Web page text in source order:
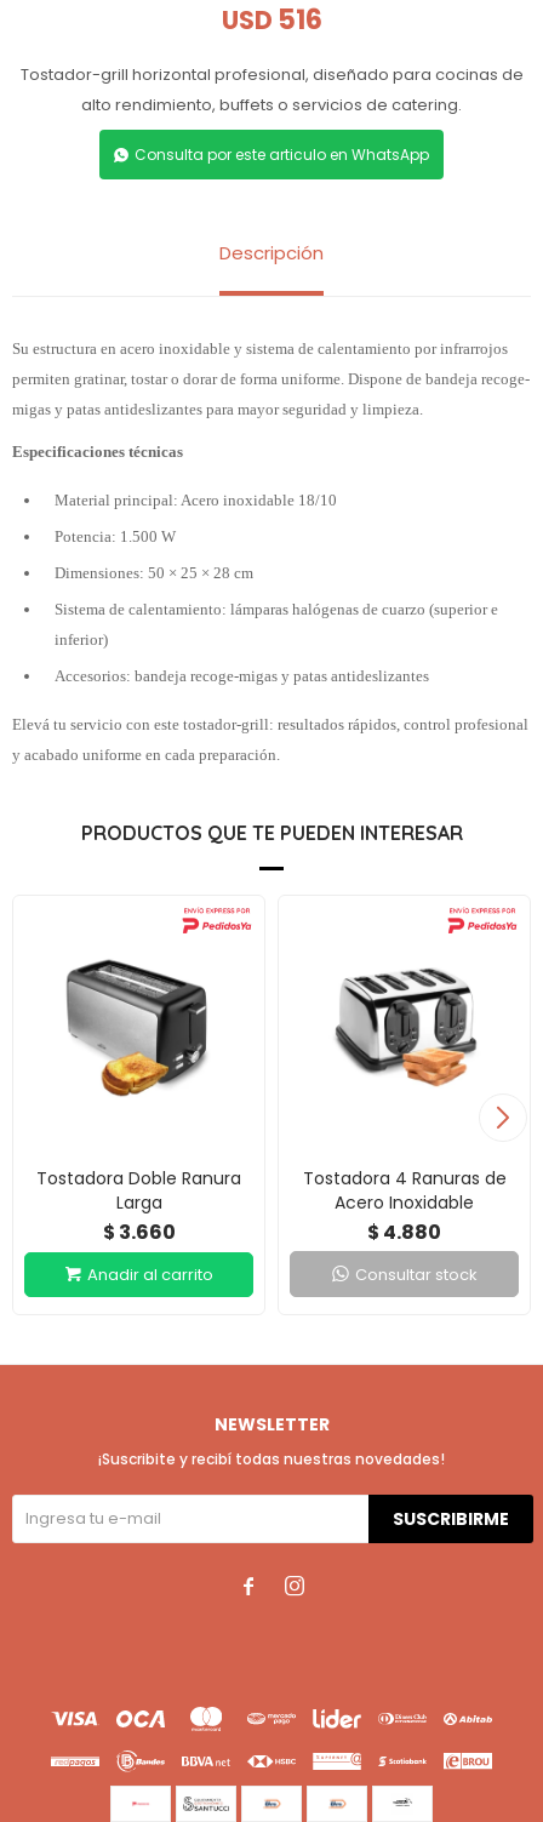
USD 516
Tostador-grill horizontal profesional, diseñado para cocinas de
alto rendimiento, buffets o servicios de catering.
Consulta por este articulo en WhatsApp
Descripción
Su estructura en acero inoxidable y sistema de calentamiento por infrarrojos
permiten gratinar, tostar o dorar de forma uniforme. Dispone de bandeja recoge-
migas y patas antideslizantes para mayor seguridad y limpieza.
Especificaciones técnicas
Material principal: Acero inoxidable 18/10
Potencia: 1.500 W
Dimensiones: 50 × 25 × 28 cm
Sistema de calentamiento: lámparas halógenas de cuarzo (superior e
inferior)
Accesorios: bandeja recoge-migas y patas antideslizantes
Elevá tu servicio con este tostador-grill: resultados rápidos, control profesional
y acabado uniforme en cada preparación.
PRODUCTOS QUE TE PUEDEN INTERESAR
Tostadora Doble Ranura
Larga
$ 3.660
Tostadora 4 Ranuras de
Acero Inoxidable
$ 4.880
Consultar stock
NEWSLETTER
¡Suscribite y recibí todas nuestras novedades!
SUSCRIBIRME
 